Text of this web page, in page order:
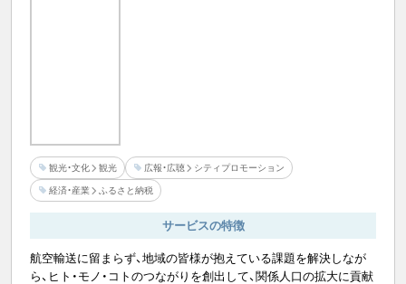
観光・文化 観光 広報・広聴 シティプロモーション
経済・産業 ふるさと納税
サービスの特徴
航空輸送に留まらず、地域の皆様が抱えている課題を解決しなが
ら、ヒト・モノ・コトのつながりを創出して、関係人口の拡大に貢献